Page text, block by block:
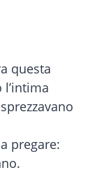
questa
pregare: